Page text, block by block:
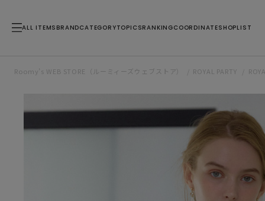
ALL ITEMS BRANDCATEGORYTOPICSRANKINGCOORDINATESHOPLIST
Roomy’s WEB STORE（ルーミィーズウェブストア） ROYAL PARTY